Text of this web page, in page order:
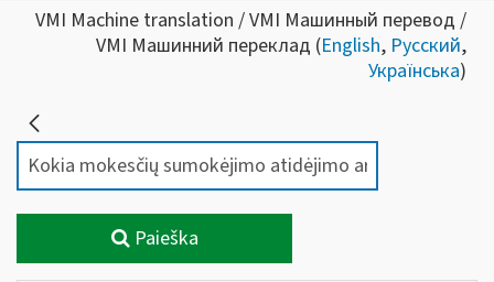
VMI Machine translation / VMI Машинный перевод /
VMI Машинний переклад (English, Русский,
Українська)
Paieška